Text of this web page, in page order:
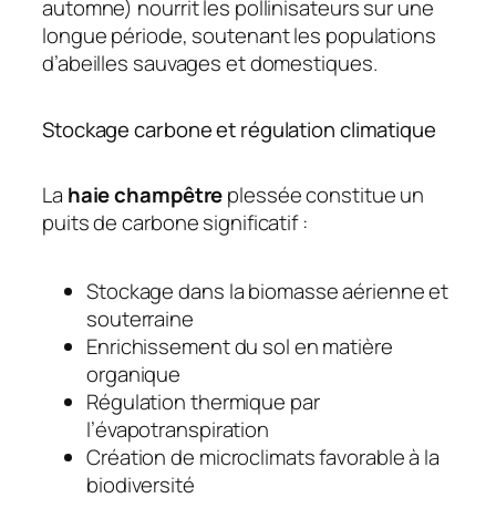
automne) nourrit les pollinisateurs sur une
longue période, soutenant les populations
d’abeilles sauvages et domestiques.
Stockage carbone et régulation climatique
La haie champêtreplessée constitue un
puits de carbone significatif :
Stockage dans la biomasse aérienne et
souterraine
Enrichissement du sol en matière
organique
Régulation thermique par
l’évapotranspiration
Création de microclimats favorable à la
biodiversité